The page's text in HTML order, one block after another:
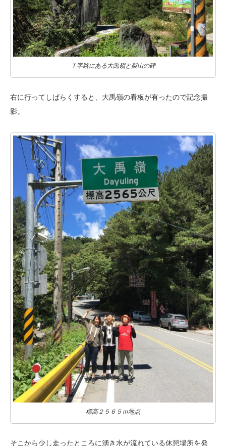
Ｔ字路にある大禹嶺と梨山の碑
右に行ってしばらくすると、大禹嶺の看板が有ったので記念撮
影。
標高２５６５ｍ地点
そこから少し走ったところに湧き水が流れている休憩場所を発